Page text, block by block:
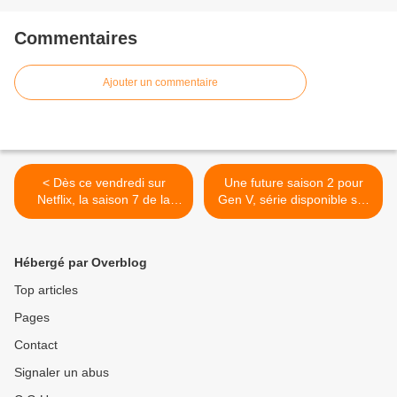
Commentaires
Ajouter un commentaire
< Dès ce vendredi sur
Netflix, la saison 7 de la
série Élite.
Une future saison 2 pour
Gen V, série disponible sur
Prime Video. >
Hébergé par Overblog
Top articles
Pages
Contact
Signaler un abus